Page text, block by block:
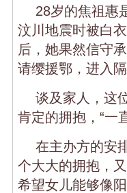
28岁的焦祖惠
汶川地震时被白
后，她果然信守
请缨援鄂，进入隔
谈及家人，这
肯定的拥抱，“一
在主办方的安
个大大的拥抱，
希望女儿能够像